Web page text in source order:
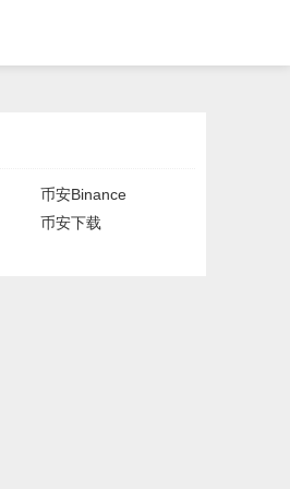
币安Binance
币安下载